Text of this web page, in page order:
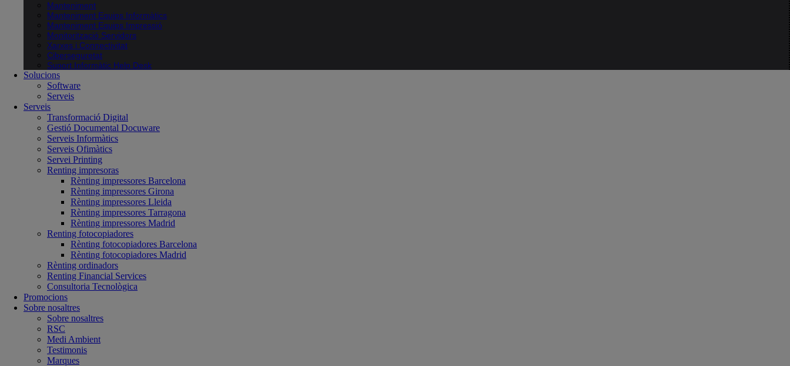
Manteniment
Manteniment Equips Informàtics
Manteniment Equips Impressió
Monitorització Servidors
Xarxes i Connectivitat
Ciberseguretat
Suport Informàtic Help Desk
Solucions
Software
Serveis
Serveis
Transformació Digital
Gestió Documental Docuware
Serveis Informàtics
Serveis Ofimàtics
Servei Printing
Renting impresoras
Rènting impressores Barcelona
Rènting impressores Girona
Rènting impressores Lleida
Rènting impressores Tarragona
Rènting impressores Madrid
Renting fotocopiadores
Rènting fotocopiadores Barcelona
Rènting fotocopiadores Madrid
Rènting ordinadors
Renting Financial Services
Consultoria Tecnològica
Promocions
Sobre nosaltres
Sobre nosaltres
RSC
Medi Ambient
Testimonis
Marques